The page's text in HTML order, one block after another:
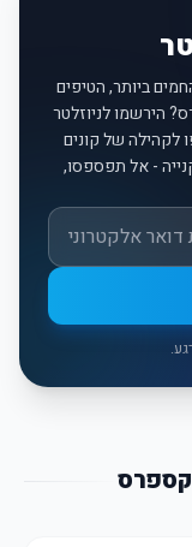
ביותר, הטיפים
הירשמו לניוזלטר
לקהילה של קונים
- אל תפספסו,